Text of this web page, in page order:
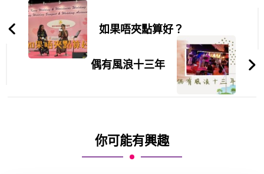
Post
Navigation如果唔夾點算好？
偶有風浪十三年
你可能有興趣